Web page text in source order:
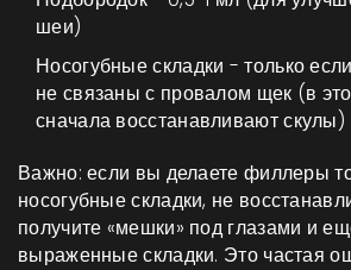
шеи)
Носогубные складки - только
не связаны с провалом щек (в
сначала восстанавливают скулы)
Важно: если вы делаете филлеры
носогубные складки, не
получите «мешки» под глазами и
выраженные складки. Это частая